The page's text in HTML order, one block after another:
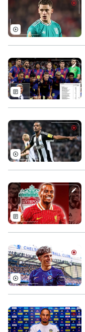
Theo dõi Hà Nội On
Đất đai
Kinh nghiệm
Xe máy
Thị trường
Tuyển sinh
Hướng nghiệp
Tin tức
Di tích
Sức khỏe
Dinh dưỡng
Tư vấn sức khỏe
Bóng đá
Quần vợt
Golf
Giải trí
Tin tức
Sao
Điện ảnh
Âm nhạc
Đã phát sóng